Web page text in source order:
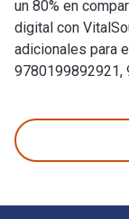
un 80% en
digital con
adicionales para
9780199892921,